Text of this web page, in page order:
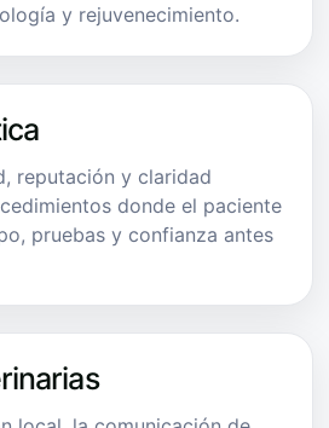
y rejuvenecimiento.
reputación y claridad
donde el paciente
pruebas y confianza antes